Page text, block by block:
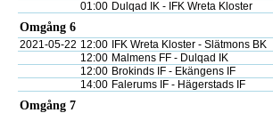
01:00 Dulqad IK - IFK Wreta Kloster
Omgång 6
2021-05-22 12:00 IFK Wreta Kloster - Slätmons BK
12:00 Malmens FF - Dulqad IK
12:00 Brokinds IF - Ekängens IF
14:00 Falerums IF - Hägerstads IF
Omgång 7